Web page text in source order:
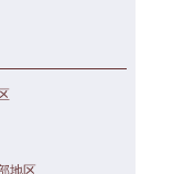
地区